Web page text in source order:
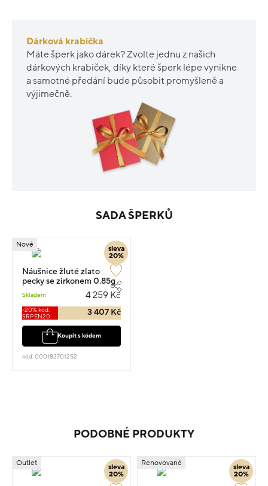
Dárková krabička
Máte šperk jako dárek? Zvolte jednu z našich
dárkových krabiček, díky které šperk lépe vynikne
a samotné předání bude působit promyšleně a
výjimečně.
SADA ŠPERKŮ
sleva
20%
Nové
Náušnice žluté zlato
pecky se zirkonem 0.85g
Skladem 4 259 Kč
-20% kód:
SRPEN20
3 407 Kč
Koupit s kódem
kód: 000182701252
PODOBNÉ PRODUKTY
sleva
20%
Outlet
sleva
20%
Renovované